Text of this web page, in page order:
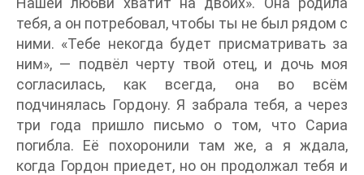
тебя, а он потребовал, чтобы ты не был рядом с
ними. «Тебе некогда будет присматривать за
ним», — подвёл черту твой отец, и дочь моя
согласилась, как всегда, она во всём
подчинялась Гордону. Я забрала тебя, а через
три года пришло письмо о том, что Сариа
погибла. Её похоронили там же, а я ждала,
когда Гордон приедет, но он продолжал тебя и